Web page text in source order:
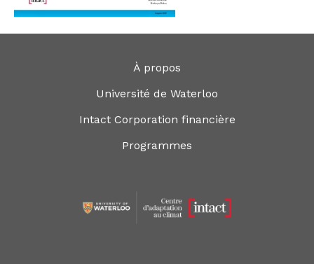
À propos
Université de Waterloo
Intact Corporation financière
Programmes